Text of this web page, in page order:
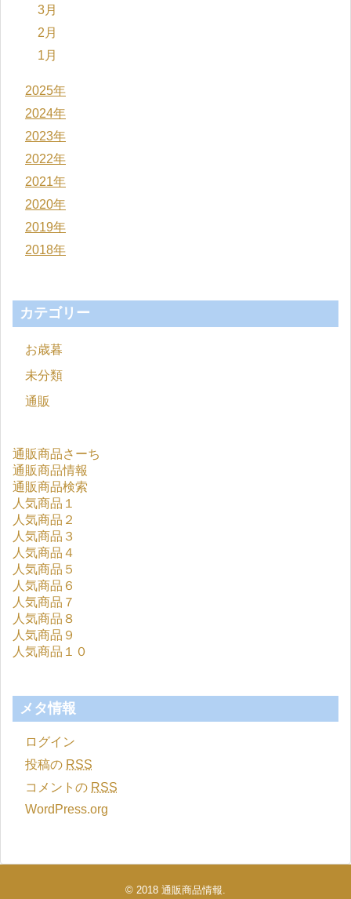
3月
2月
1月
2025年
2024年
2023年
2022年
2021年
2020年
2019年
2018年
カテゴリー
お歳暮
未分類
通販
通販商品さーち
通販商品情報
通販商品検索
人気商品１
人気商品２
人気商品３
人気商品４
人気商品５
人気商品６
人気商品７
人気商品８
人気商品９
人気商品１０
メタ情報
ログイン
投稿の RSS
コメントの RSS
WordPress.org
© 2018 通販商品情報.